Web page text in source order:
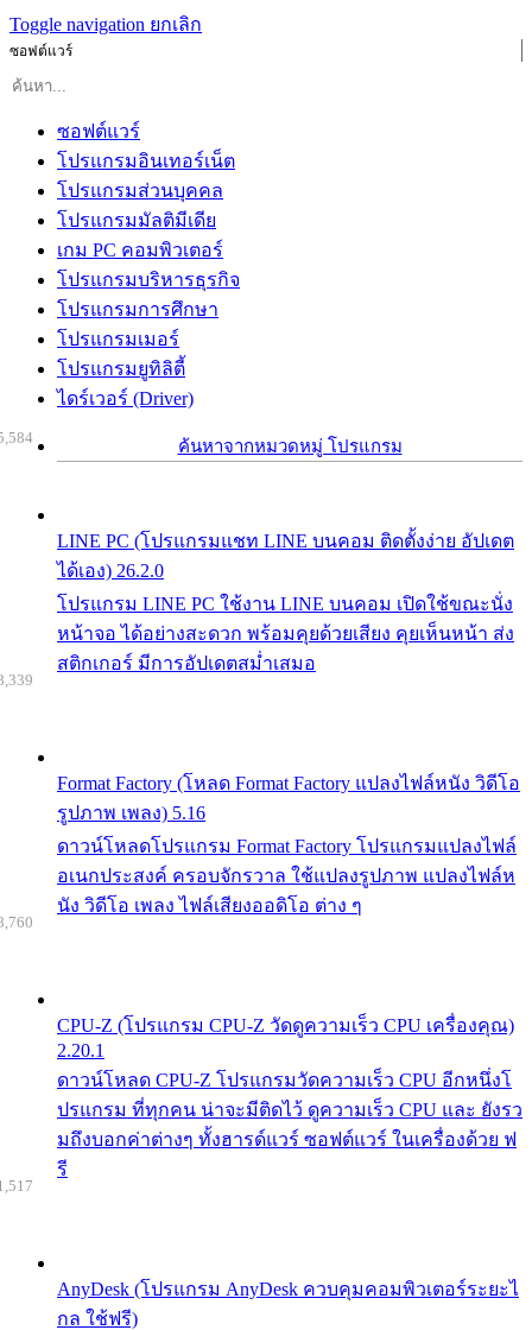
Toggle navigation ยกเลิก
ซอฟต์แวร์
ซอฟต์แวร์
โปรแกรมอินเทอร์เน็ต
โปรแกรมส่วนบุคคล
โปรแกรมมัลติมีเดีย
เกม PC คอมพิวเตอร์
โปรแกรมบริหารธุรกิจ
โปรแกรมการศึกษา
โปรแกรมเมอร์
โปรแกรมยูทิลิตี้
ไดร์เวอร์ (Driver)
ค้นหาจากหมวดหมู่ โปรแกรม
LINE PC (โปรแกรมแชท LINE บนคอม ติดตั้งง่าย อัปเดต
ได้เอง) 26.2.0
โปรแกรม LINE PC ใช้งาน LINE บนคอม เปิดใช้ขณะนั่ง
หน้าจอ ได้อย่างสะดวก พร้อมคุยด้วยเสียง คุยเห็นหน้า ส่ง
สติกเกอร์ มีการอัปเดตสม่ำเสมอ
Format Factory (โหลด Format Factory แปลงไฟล์หนัง วิดีโอ
รูปภาพ เพลง) 5.16
ดาวน์โหลดโปรแกรม Format Factory โปรแกรมแปลงไฟล์
อเนกประสงค์ ครอบจักรวาล ใช้แปลงรูปภาพ แปลงไฟล์ห
นัง วิดีโอ เพลง ไฟล์เสียงออดิโอ ต่าง ๆ
CPU-Z (โปรแกรม CPU-Z วัดดูความเร็ว CPU เครื่องคุณ)
2.20.1
ดาวน์โหลด CPU-Z โปรแกรมวัดความเร็ว CPU อีกหนึ่งโ
ปรแกรม ที่ทุกคน น่าจะมีติดไว้ ดูความเร็ว CPU และ ยังรว
มถึงบอกค่าต่างๆ ทั้งฮารด์แวร์ ซอฟต์แวร์ ในเครื่องด้วย ฟ
รี
AnyDesk (โปรแกรม AnyDesk ควบคุมคอมพิวเตอร์ระยะไ
กล ใช้ฟรี)